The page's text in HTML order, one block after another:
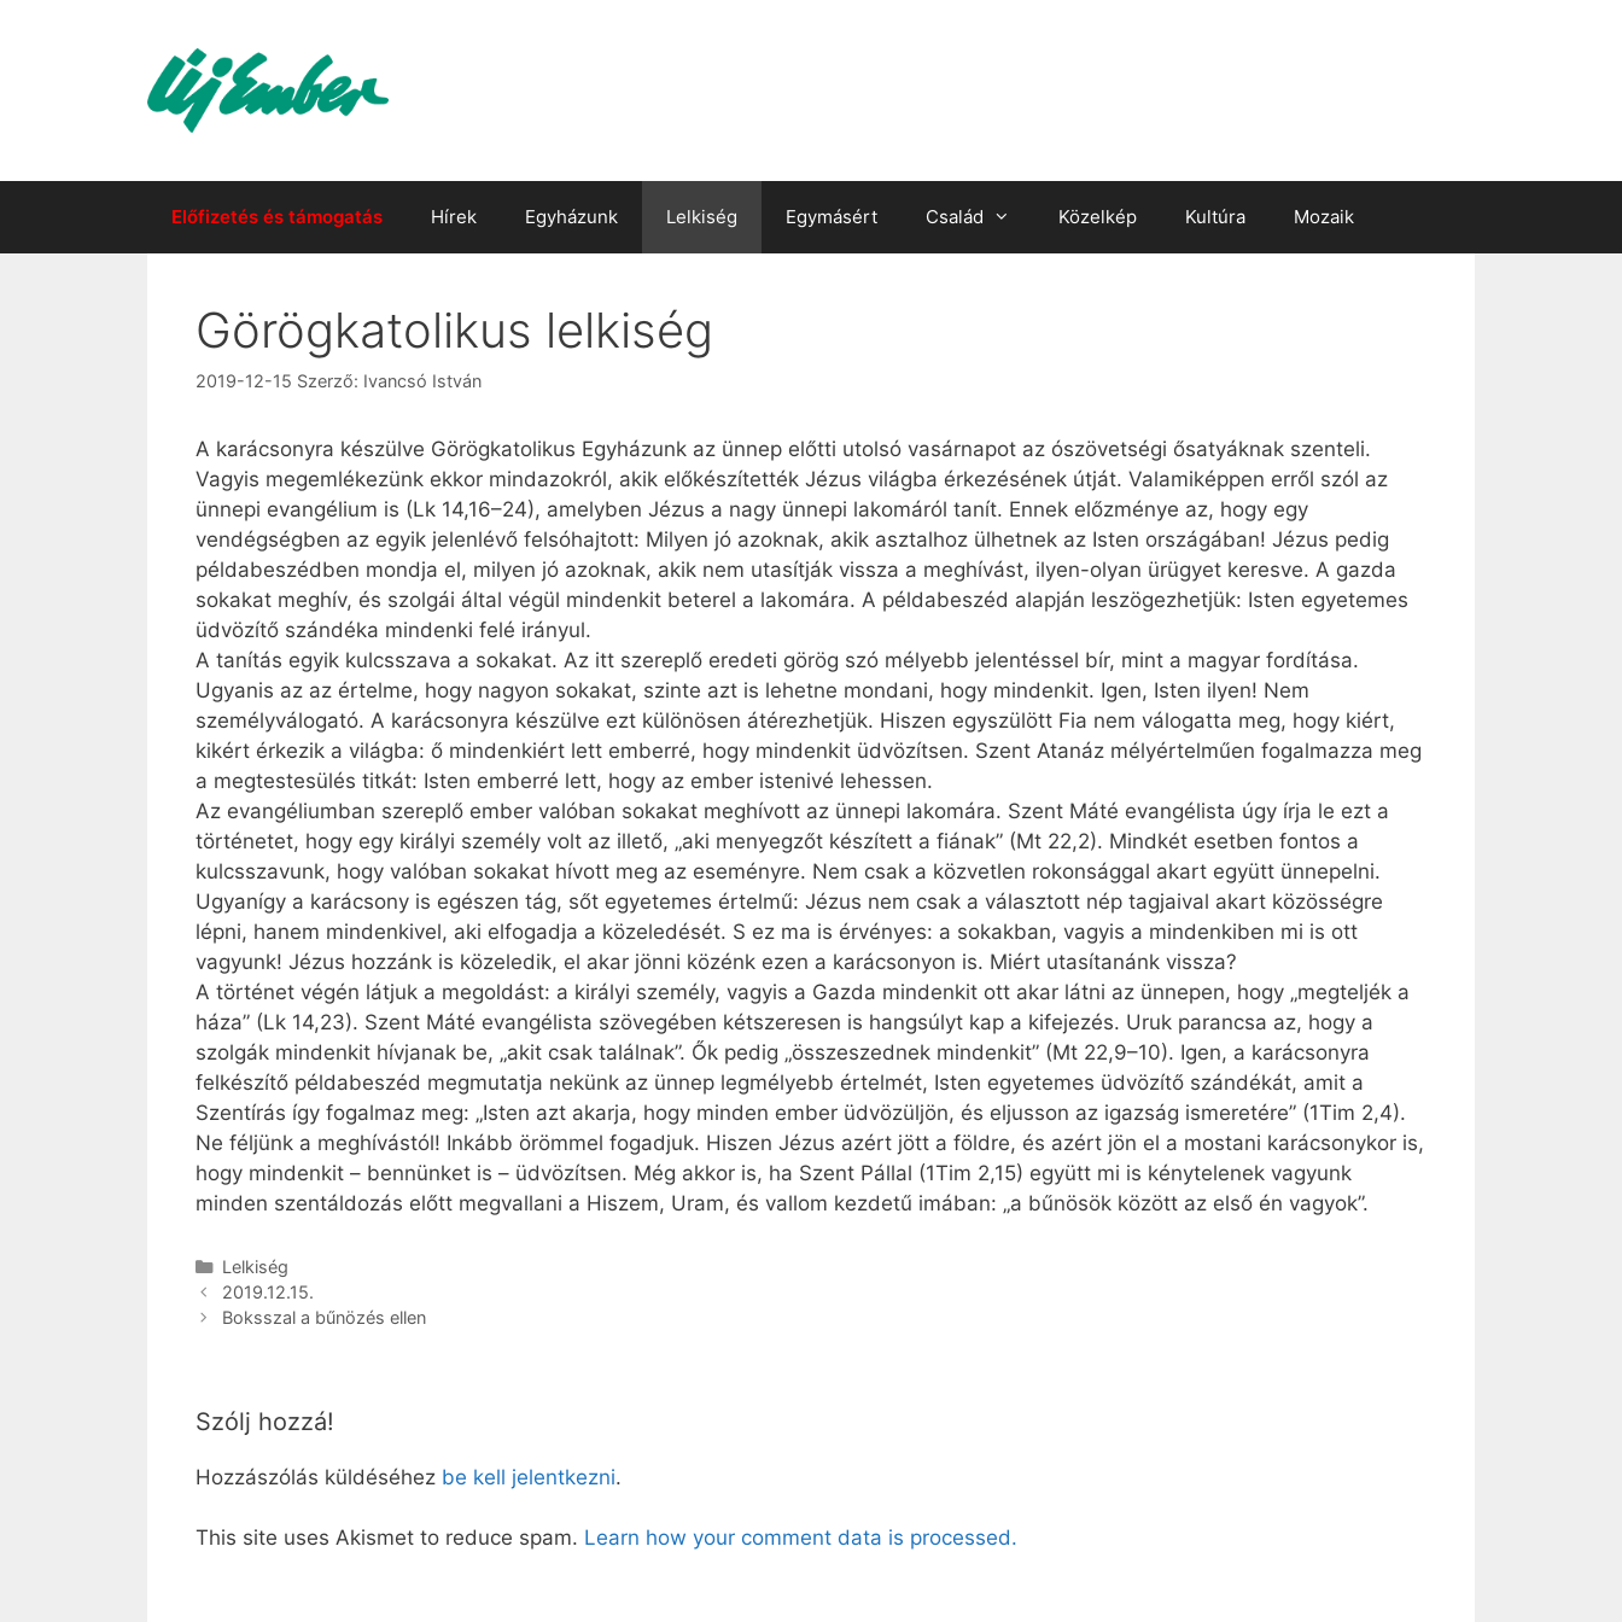
Előfizetés és támogatás Hírek Egyházunk Lelkiség Egymásért Család Közelkép Kultúra Mozaik
Görögkatolikus lelkiség
2019-12-15 Szerző: Ivancsó István
A karácsonyra készülve Görögkatolikus Egyházunk az ünnep előtti utolsó vasárnapot az ószövetségi ősatyáknak szenteli.
Vagyis megemlékezünk ekkor mindazokról, akik előkészítették Jézus világba érkezésének útját. Valamiképpen erről szól az
ünnepi evangélium is (Lk 14,16–24), amelyben Jézus a nagy ünnepi lakomáról tanít. Ennek előzménye az, hogy egy
vendégségben az egyik jelenlévő felsóhajtott: Milyen jó azoknak, akik asztalhoz ülhetnek az Isten országában! Jézus pedig
példabeszédben mondja el, milyen jó azoknak, akik nem utasítják vissza a meghívást, ilyen-olyan ürügyet keresve. A gazda
sokakat meghív, és szolgái által végül mindenkit beterel a lakomára. A példabeszéd alapján leszögezhetjük: Isten egyetemes
üdvözítő szándéka mindenki felé irányul.
A tanítás egyik kulcsszava a sokakat. Az itt szereplő eredeti görög szó mélyebb jelentéssel bír, mint a magyar fordítása.
Ugyanis az az értelme, hogy nagyon sokakat, szinte azt is lehetne mondani, hogy mindenkit. Igen, Isten ilyen! Nem
személyválogató. A karácsonyra készülve ezt különösen átérezhetjük. Hiszen egyszülött Fia nem válogatta meg, hogy kiért,
kikért érkezik a világba: ő mindenkiért lett emberré, hogy mindenkit üdvözítsen. Szent Atanáz mélyér­tel­műen fogalmazza meg
a megtestesülés titkát: Isten emberré lett, hogy az ember istenivé lehessen.
Az evangéliumban szereplő ember valóban sokakat meghívott az ünnepi lakomára. Szent Máté evangélista úgy írja le ezt a
történetet, hogy egy királyi személy volt az illető, „aki menyegzőt készített a fiának” (Mt 22,2). Mindkét esetben fontos a
kulcsszavunk, hogy valóban sokakat hívott meg az eseményre. Nem csak a közvetlen rokonsággal akart együtt ünnepelni.
Ugyanígy a karácsony is egészen tág, sőt egyetemes értelmű: Jézus nem csak a választott nép tagjaival akart közösségre
lépni, hanem mindenkivel, aki elfogadja a közeledését. S ez ma is érvényes: a sokakban, vagyis a mindenkiben mi is ott
vagyunk! Jézus hozzánk is közeledik, el akar jönni közénk ezen a karácsonyon is. Miért utasítanánk vissza?
A történet végén látjuk a megoldást: a királyi személy, vagyis a Gazda mindenkit ott akar látni az ünnepen, hogy „megteljék a
háza” (Lk 14,23). Szent Máté evangélista szövegében kétszeresen is hangsúlyt kap a kifejezés. Uruk parancsa az, hogy a
szolgák mindenkit hívjanak be, „akit csak találnak”. Ők pedig „összeszednek mindenkit” (Mt 22,9–10). Igen, a karácsonyra
felkészítő példabeszéd megmutatja nekünk az ünnep legmélyebb értelmét, Isten egyetemes üdvözítő szándékát, amit a
Szentírás így fogalmaz meg: „Isten azt akarja, hogy minden ember üdvözüljön, és eljusson az igazság ismeretére” (1Tim 2,4).
Ne féljünk a meghívástól! Inkább örömmel fogadjuk. Hiszen Jézus azért jött a földre, és azért jön el a mostani karácsonykor is,
hogy mindenkit – bennünket is – üdvözítsen. Még akkor is, ha Szent Pállal (1Tim 2,15) együtt mi is kénytelenek vagyunk
minden szentáldozás előtt megvallani a Hiszem, Uram, és vallom kezdetű imában: „a bűnösök között az első én vagyok”.
Kategória
Lelkiség
2019.12.15.
Boksszal a bűnözés ellen
Szólj hozzá!
Hozzászólás küldéséhez be kell jelentkezni.
This site uses Akismet to reduce spam. Learn how your comment data is processed.